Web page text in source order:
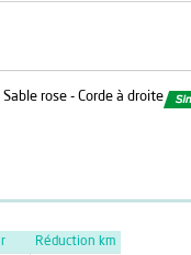
rose - Corde à droite
Réduction km